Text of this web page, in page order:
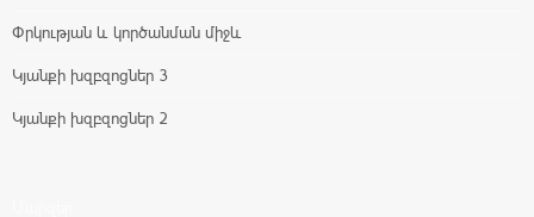
Փրկության և կործանման միջև
Կյանքի խզբզոցներ 3
Կյանքի խզբզոցներ 2